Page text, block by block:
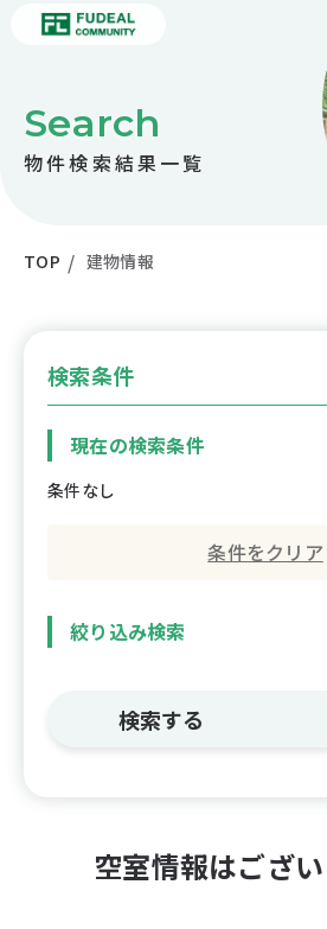
物件検索結果一覧
Search
TOP 建物情報
検索条件
現在の検索条件
条件なし
条件をクリア
絞り込み検索
検索する
空室情報はござい